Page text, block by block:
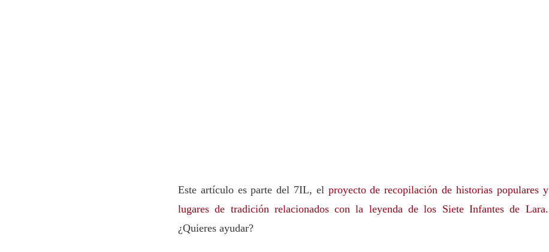
Este artículo es parte del 7IL, el proyecto de recopilación de historias populares y
lugares de tradición relacionados con la leyenda de los Siete Infantes de Lara.
¿Quieres ayudar?